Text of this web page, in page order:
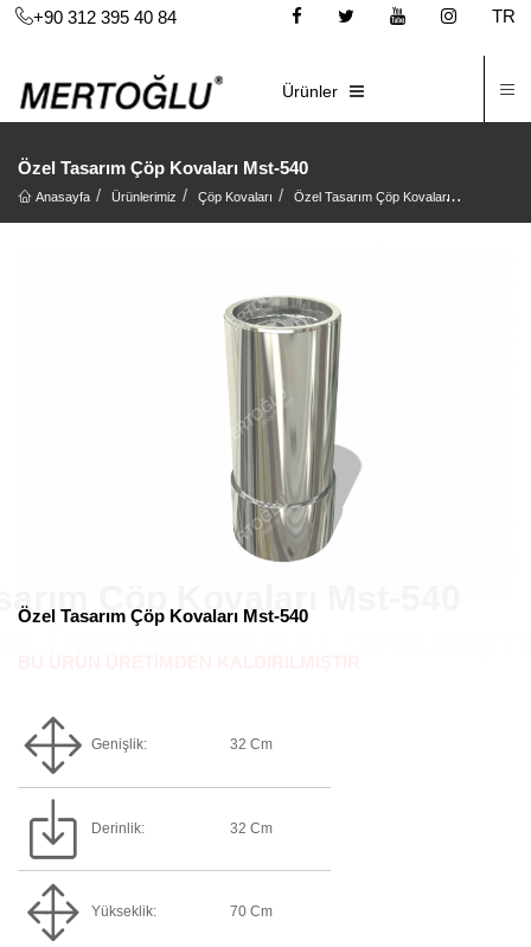
+90 312 395 40 84
TR
Ürünler
Özel Tasarım Çöp Kovaları Mst-540
Anasayfa Ürünlerimiz Çöp Kovaları Özel Tasarım Çöp Kovaları
Özel Tasarım Çöp Kovaları Mst-540
Genişlik: 32 Cm
Derinlik: 32 Cm
Yükseklik: 70 Cm